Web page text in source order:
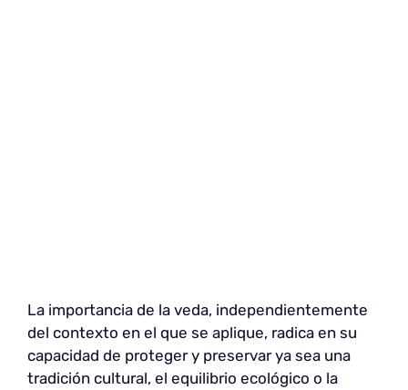
La importancia de la veda, independientemente
del contexto en el que se aplique, radica en su
capacidad de proteger y preservar ya sea una
tradición cultural, el equilibrio ecológico o la